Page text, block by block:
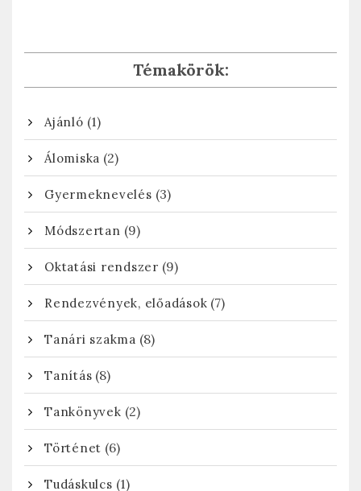
Témakörök:
Ajánló (1)
Álomiska (2)
Gyermeknevelés (3)
Módszertan (9)
Oktatási rendszer (9)
Rendezvények, előadások (7)
Tanári szakma (8)
Tanítás (8)
Tankönyvek (2)
Történet (6)
Tudáskulcs (1)